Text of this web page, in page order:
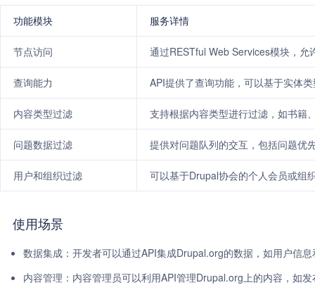
功能模块 服务详情
节点访问 通过RESTful Web Services模块，允
查询能力 API提供了查询功能，可以基于实体
内容类型过滤 支持根据内容类型进行过滤，如书籍
问题数据过滤 提供对问题队列的交互，包括问题优
用户和组织过滤 可以基于Drupal协会的个人会员或组
使用场景
数据集成：开发者可以通过API集成Drupal.org的数据，如用户信
内容管理：内容管理员可以利用API管理Drupal.org上的内容，如